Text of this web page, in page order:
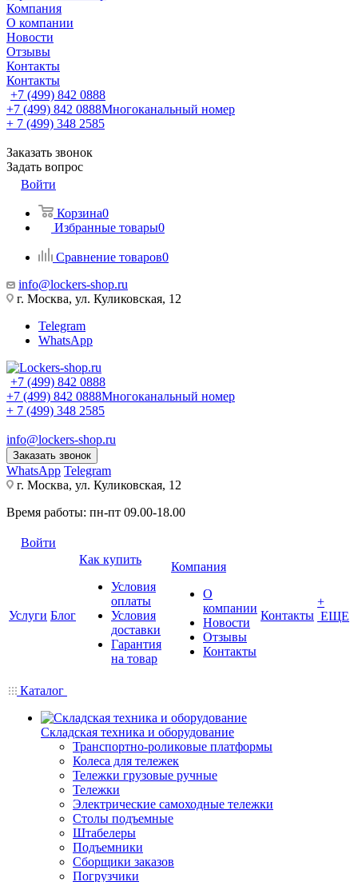
Компания
О компании
Новости
Отзывы
Контакты
Контакты
+7 (499) 842 0888
+7 (499) 842 0888Многоканальный номер
+ 7 (499) 348 2585
Заказать звонок
Задать вопрос
Войти
Корзина0
Избранные товары0
Сравнение товаров0
info@lockers-shop.ru
г. Москва, ул. Куликовская, 12
Telegram
WhatsApp
+7 (499) 842 0888
+7 (499) 842 0888Многоканальный номер
+ 7 (499) 348 2585
info@lockers-shop.ru
Заказать звонок
WhatsApp Telegram
г. Москва, ул. Куликовская, 12
Время работы: пн-пт 09.00-18.00
Войти
Услуги Блог
Как купить
Условия
оплаты
Условия
доставки
Гарантия
на товар
Компания
О
компании
Новости
Отзывы
Контакты
Контакты
+
ЕЩЕ
Каталог
Складская техника и оборудование
Транспортно-роликовые платформы
Колеса для тележек
Тележки грузовые ручные
Тележки
Электрические самоходные тележки
Столы подъемные
Штабелеры
Подъемники
Сборщики заказов
Погрузчики